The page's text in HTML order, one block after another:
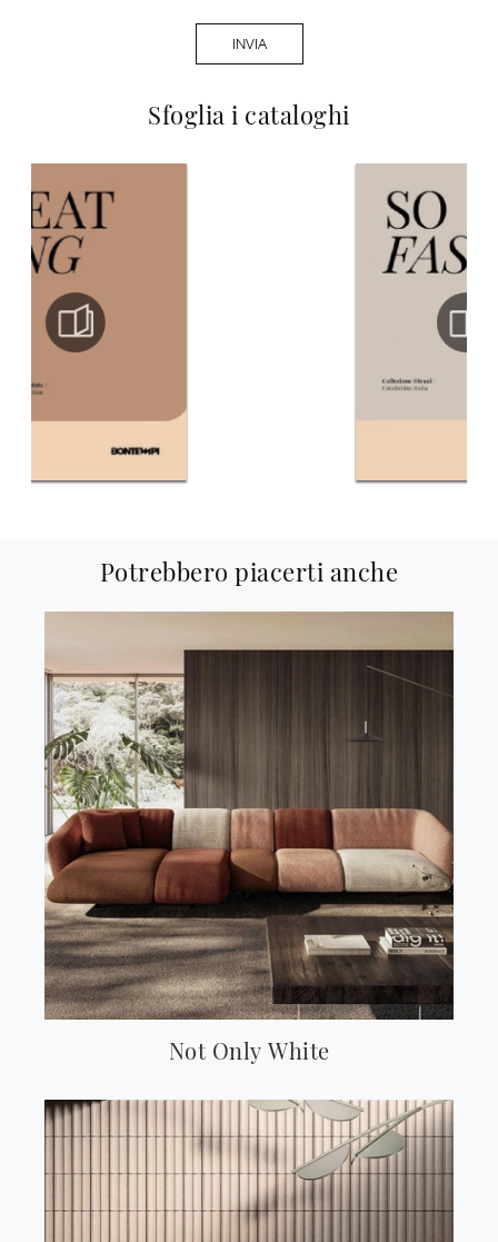
Sfoglia i cataloghi
INVIA
Potrebbero piacerti anche
Not Only White